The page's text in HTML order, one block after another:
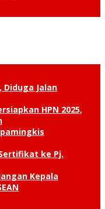
Diduga Jalan
HPN 2025,
ke Pj.
Kepala